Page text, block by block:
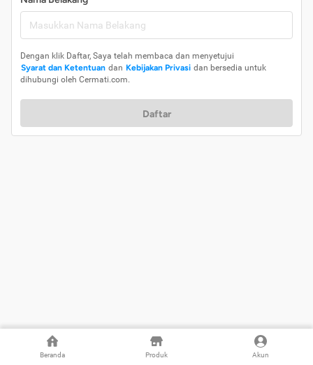
Beranda Produk Akun
Dengan klik Daftar, Saya telah membaca dan menyetujui
Syarat dan Ketentuan dan Kebijakan Privasi dan bersedia untuk
dihubungi oleh Cermati.com.
Daftar